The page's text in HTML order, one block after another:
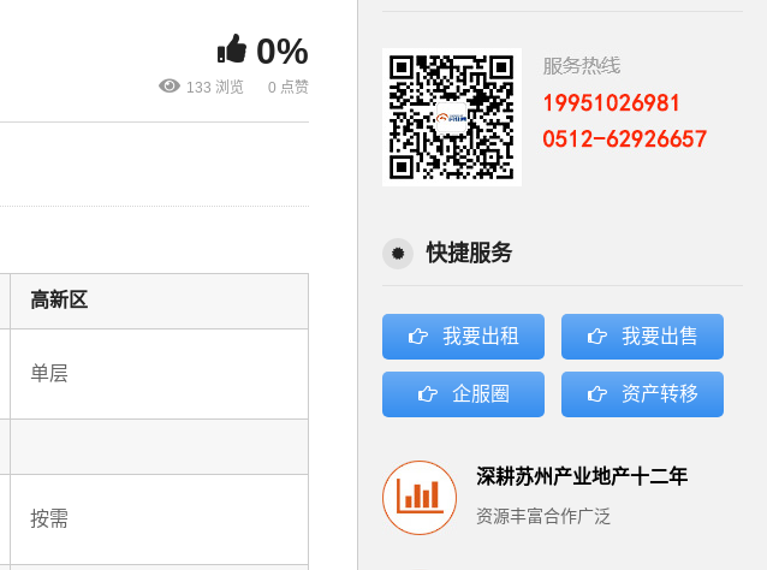
0%
133 浏览 0 点赞
高新区
单层
按需
快捷服务
我要出租 我要出售
企服圈 资产转移
深耕苏州产业地产十二年
资源丰富合作广泛